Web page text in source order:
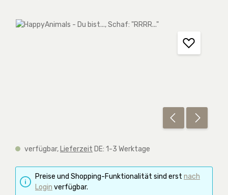
Bildergalerie überspringen
verfügbar, Lieferzeit DE: 1-3 Werktage
Preise und Shopping-Funktionalität sind erst nach
Login verfügbar.